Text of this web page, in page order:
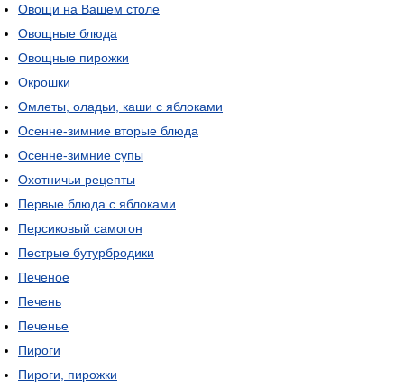
Овощи на Вашем столе
Овощные блюда
Овощные пирожки
Окрошки
Омлеты, оладьи, каши с яблоками
Осенне-зимние вторые блюда
Осенне-зимние супы
Охотничьи рецепты
Первые блюда с яблоками
Персиковый самогон
Пестрые бутурбродики
Печеное
Печень
Печенье
Пироги
Пироги, пирожки